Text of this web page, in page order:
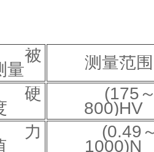
被
量 测量范围
硬 (175
800)HV
力
(0.49
1000)N